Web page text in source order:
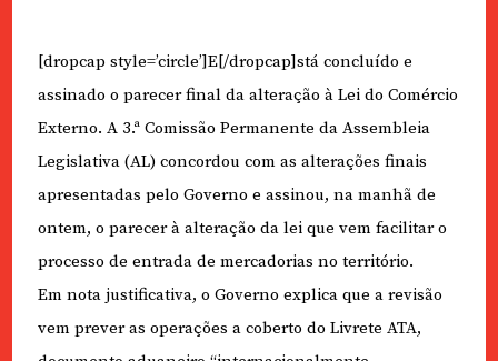
[dropcap style=’circle’]E[/dropcap]stá concluído e
assinado o parecer final da alteração à Lei do Comércio
Externo. A 3.ª Comissão Permanente da Assembleia
Legislativa (AL) concordou com as alterações finais
apresentadas pelo Governo e assinou, na manhã de
ontem, o parecer à alteração da lei que vem facilitar o
processo de entrada de mercadorias no território.
Em nota justificativa, o Governo explica que a revisão
vem prever as operações a coberto do Livrete ATA,